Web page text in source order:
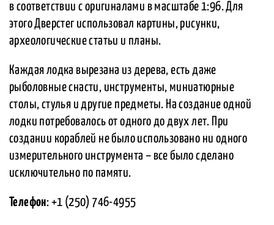
в соответствии с оригиналами в масштабе 1:96. Для
этого Дверстег использовал картины, рисунки,
археологические статьи и планы.
Каждая лодка вырезана из дерева, есть даже
рыболовные снасти, инструменты, миниатюрные
столы, стулья и другие предметы. На создание одной
лодки потребовалось от одного до двух лет. При
создании кораблей не было использовано ни одного
измерительного инструмента – все было сделано
исключительно по памяти.
Телефон: +1 (250) 746-4955